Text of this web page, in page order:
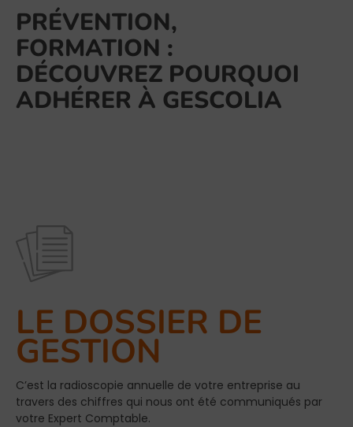
PRÉVENTION,
FORMATION :
DÉCOUVREZ POURQUOI
ADHÉRER À GESCOLIA
LE DOSSIER DE
GESTION
C’est la radioscopie annuelle de votre entreprise au
travers des chiffres qui nous ont été communiqués par
votre Expert Comptable.